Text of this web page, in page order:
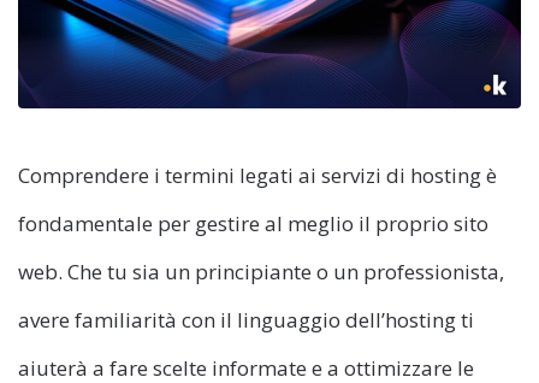
Comprendere i termini legati ai servizi di hosting è
fondamentale per gestire al meglio il proprio sito
web. Che tu sia un principiante o un professionista,
avere familiarità con il linguaggio dell’hosting ti
aiuterà a fare scelte informate e a ottimizzare le